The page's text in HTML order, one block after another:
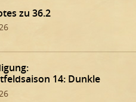
zu 36.2
14: Dunkle
Dalaran!